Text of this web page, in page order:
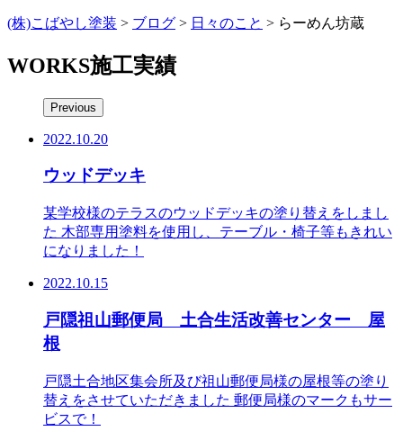
(株)こばやし塗装 > ブログ > 日々のこと > らーめん坊蔵
WORKS施工実績
Previous
2022.10.20
ウッドデッキ
某学校様のテラスのウッドデッキの塗り替えをしまし
た 木部専用塗料を使用し、テーブル・椅子等もきれい
になりました！
2022.10.15
戸隠祖山郵便局 土合生活改善センター 屋
根
戸隠土合地区集会所及び祖山郵便局様の屋根等の塗り
替えをさせていただきました 郵便局様のマークもサー
ビスで！